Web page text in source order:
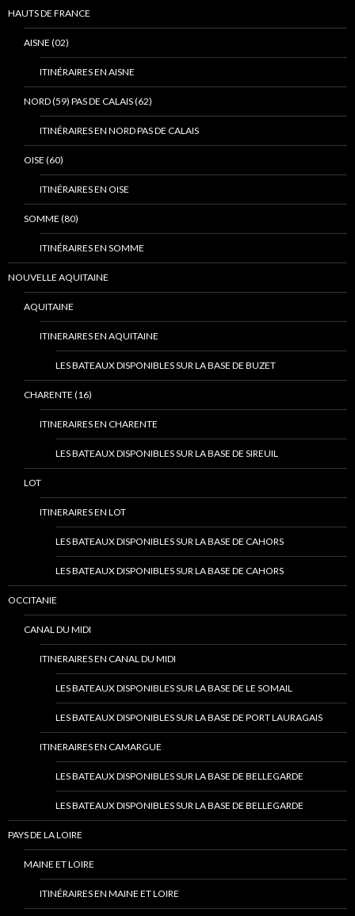
HAUTS DE FRANCE
AISNE (02)
ITINÉRAIRES EN AISNE
NORD (59) PAS DE CALAIS (62)
ITINÉRAIRES EN NORD PAS DE CALAIS
OISE (60)
ITINÉRAIRES EN OISE
SOMME (80)
ITINÉRAIRES EN SOMME
NOUVELLE AQUITAINE
AQUITAINE
ITINERAIRES EN AQUITAINE
LES BATEAUX DISPONIBLES SUR LA BASE DE BUZET
CHARENTE (16)
ITINERAIRES EN CHARENTE
LES BATEAUX DISPONIBLES SUR LA BASE DE SIREUIL
LOT
ITINERAIRES EN LOT
LES BATEAUX DISPONIBLES SUR LA BASE DE CAHORS
LES BATEAUX DISPONIBLES SUR LA BASE DE CAHORS
OCCITANIE
CANAL DU MIDI
ITINERAIRES EN CANAL DU MIDI
LES BATEAUX DISPONIBLES SUR LA BASE DE LE SOMAIL
LES BATEAUX DISPONIBLES SUR LA BASE DE PORT LAURAGAIS
ITINERAIRES EN CAMARGUE
LES BATEAUX DISPONIBLES SUR LA BASE DE BELLEGARDE
LES BATEAUX DISPONIBLES SUR LA BASE DE BELLEGARDE
PAYS DE LA LOIRE
MAINE ET LOIRE
ITINÉRAIRES EN MAINE ET LOIRE